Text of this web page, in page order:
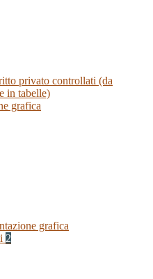
privato controllati (da
in tabelle)
grafica
grafica
2